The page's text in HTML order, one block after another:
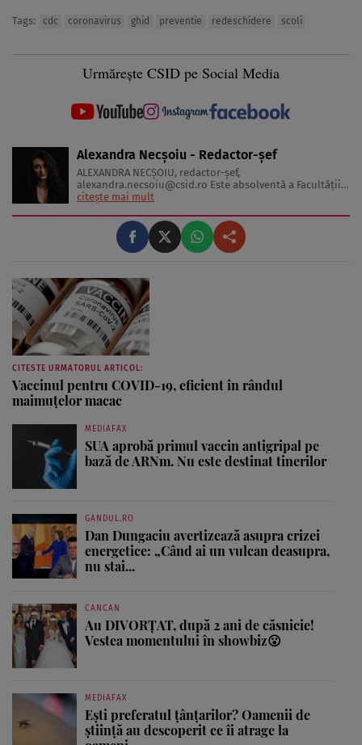
Tags: cdc coronavirus ghid preventie redeschidere scoli
Urmărește CSID pe Social Media
Alexandra Necșoiu - Redactor-șef
ALEXANDRA NECŞOIU, redactor-șef,
alexandra.necsoiu@csid.ro Este absolventă a Facultăţii
de Jurnalism şi Ştiinţele Comunicării şi deţine o diplomă
Iubeşte să scrie şi nu se vede făcând altceva, acesta fiind
visul ei încă de pe ...
citește mai mult
CITESTE URMATORUL ARTICOL:
Vaccinul pentru COVID-19, eficient în rândul
maimuţelor macac
MEDIAFAX
SUA aprobă primul vaccin antigripal pe
bază de ARNm. Nu este destinat tinerilor
GANDUL.RO
Dan Dungaciu avertizează asupra crizei
energetice: „Când ai un vulcan deasupra,
nu stai...
CANCAN
Au DIVORȚAT, după 2 ani de căsnicie!
Vestea momentului în showbiz😮
MEDIAFAX
Ești preferatul țânțarilor? Oamenii de
știință au descoperit ce îi atrage la